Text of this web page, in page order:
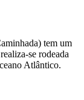
tem um
se rodeada
Atlântico.